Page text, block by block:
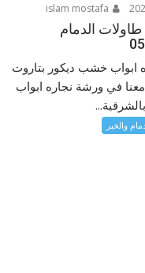
الدمام
ابواب خشب ديكور بتاروت
في ورشة نجاره ابواب
والخبر